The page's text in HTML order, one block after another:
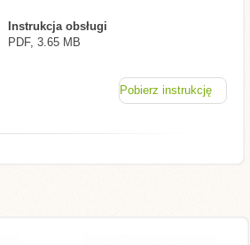
Instrukcja obsługi
PDF, 3.65 MB
Pobierz instrukcję